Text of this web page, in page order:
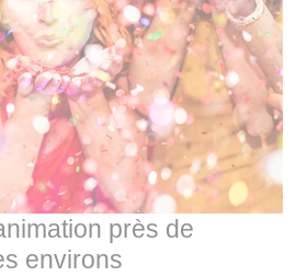
près de
environs